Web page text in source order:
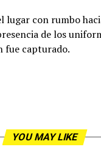
lugar con rumbo
de los
fue capturado.
YOU MAY LIKE